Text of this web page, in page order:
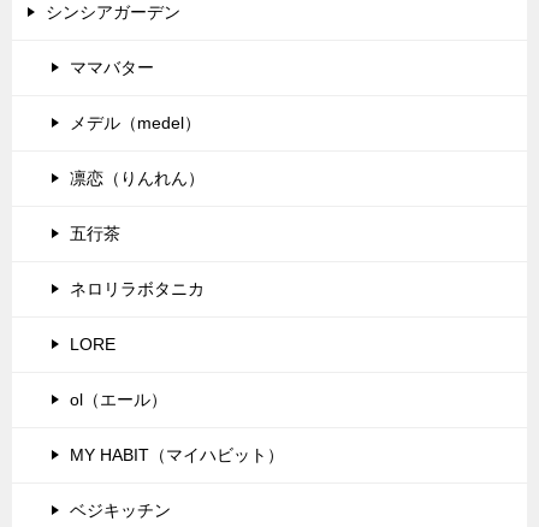
シンシアガーデン
ママバター
メデル（medel）
凛恋（りんれん）
五行茶
ネロリラボタニカ
LORE
ol（エール）
MY HABIT（マイハビット）
ベジキッチン